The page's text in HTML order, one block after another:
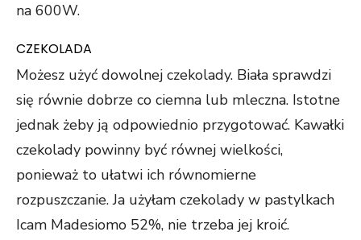
na 600W.
CZEKOLADA
Możesz użyć dowolnej czekolady. Biała sprawdzi
się równie dobrze co ciemna lub mleczna. Istotne
jednak żeby ją odpowiednio przygotować. Kawałki
czekolady powinny być równej wielkości,
ponieważ to ułatwi ich równomierne
rozpuszczanie. Ja użyłam czekolady w pastylkach
Icam Madesiomo 52%, nie trzeba jej kroić.